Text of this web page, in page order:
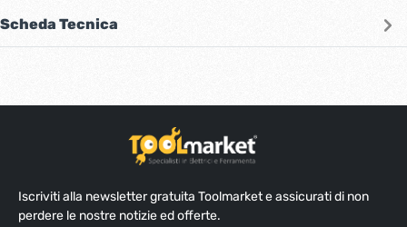
Scheda Tecnica
Iscriviti alla newsletter gratuita Toolmarket e assicurati di non
perdere le nostre notizie ed offerte.